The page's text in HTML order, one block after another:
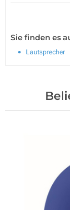
Sie finden es
Lautsprecher